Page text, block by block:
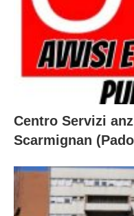
Centro Servizi
Scarmignan